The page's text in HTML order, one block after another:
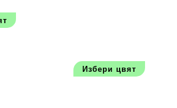
Избери цвят